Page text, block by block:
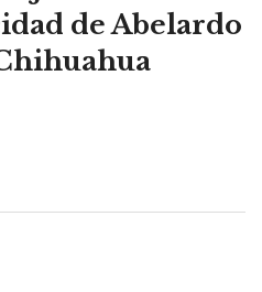
de Abelardo